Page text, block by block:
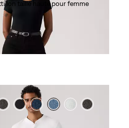
taille haute pour femme
(1224)